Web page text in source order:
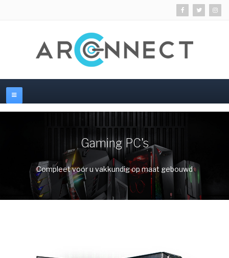
Gaming PC's
Compleet voor u vakkundig op maat gebouwd